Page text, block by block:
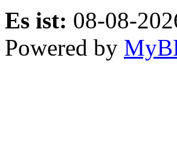
Es ist: 08-08-
Powered by